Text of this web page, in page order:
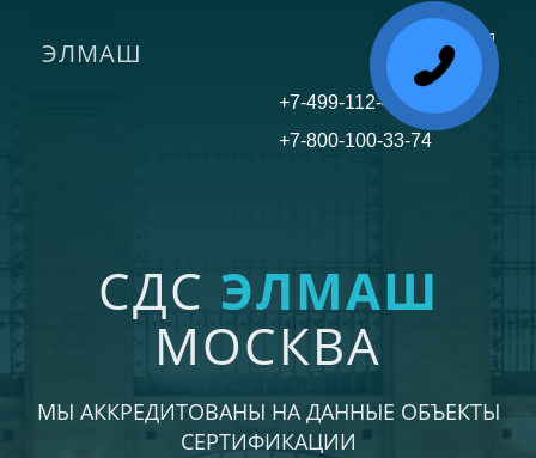
Toggle
ЭЛМАШ
СДС ЭЛМАШ
МОСКВА
МЫ АККРЕДИТОВАНЫ НА ДАННЫЕ ОБЪЕКТЫ
СЕРТИФИКАЦИИ
+7-499-112-45-81
+7-800-100-33-74